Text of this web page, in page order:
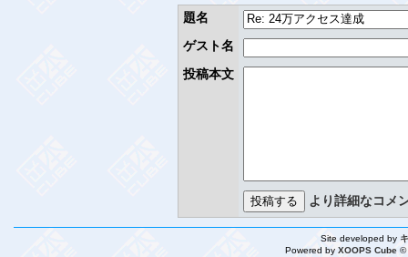
題名
ゲスト名
投稿本文
より詳細なコメ
Site developed by
Powered by XOOPS Cube ©